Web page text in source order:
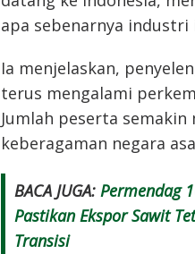
apa sebenarnya industri
Ia menjelaskan,
terus mengalami
Jumlah peserta
keberagaman negara
BACA JUGA: Permendag
Pastikan Ekspor Sawit
Transisi